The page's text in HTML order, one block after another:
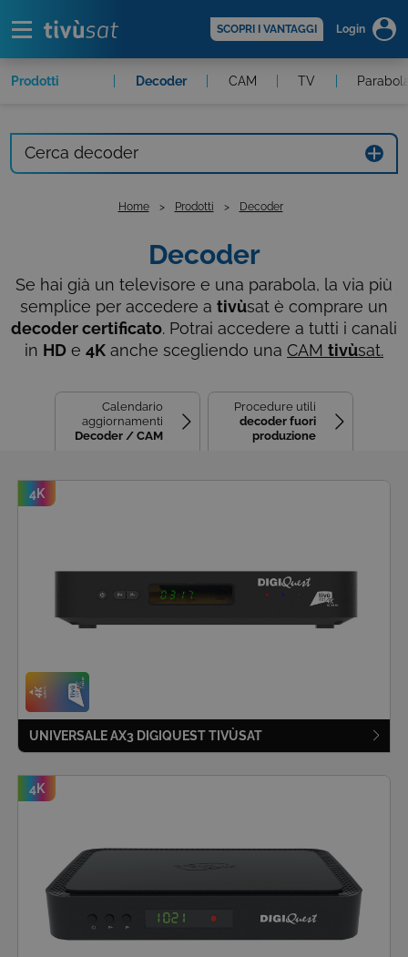
SCOPRI I VANTAGGI Login
Prodotti
In evidenza Decoder CAM TV
Cerca decoder
Home Prodotti Decoder
Decoder
Se hai già un televisore e una parabola, la via più
semplice per accedere a tivùsat è comprare un
decoder certificato. Potrai accedere a tutti i canali
in HD e 4K anche scegliendo una CAM tivùsat.
Calendario
aggiornamenti
Decoder / CAM
Procedure utili
decoder fuori
produzione
4K
UNIVERSALE AX3 DIGIQUEST TIVÙSAT
4K